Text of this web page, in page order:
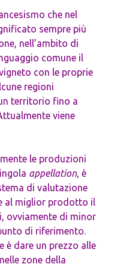
che nel
sempre più
nell’ambito di
comune il
con le proprie
regioni
territorio fino a
viene
le produzioni
appellation , è
di valutazione
al miglior prodotto il
ovviamente di minor
di riferimento.
è dare un prezzo alle
zone della